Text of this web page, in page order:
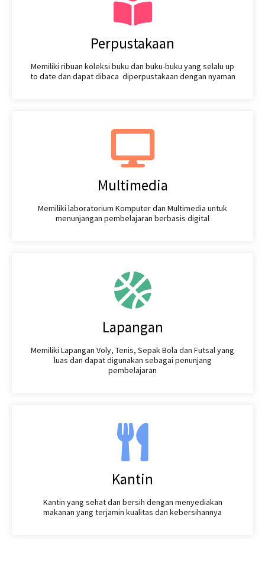
Perpustakaan
Memiliki ribuan koleksi buku dan buku-buku yang selalu up
to date dan dapat dibaca diperpustakaan dengan nyaman
Multimedia
Memiliki laboratorium Komputer dan Multimedia untuk
menunjangan pembelajaran berbasis digital
Lapangan
Memiliki Lapangan Voly, Tenis, Sepak Bola dan Futsal yang
luas dan dapat digunakan sebagai penunjang
pembelajaran
Kantin
Kantin yang sehat dan bersih dengan menyediakan
makanan yang terjamin kualitas dan kebersihannya